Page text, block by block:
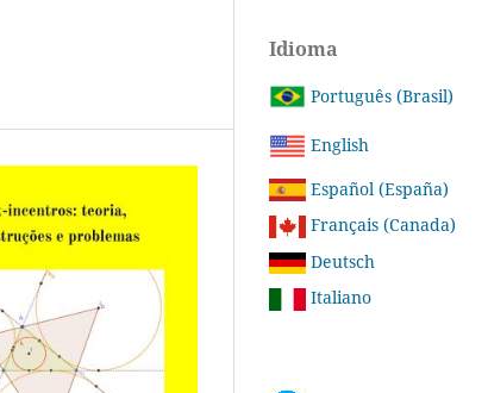
Idioma
Português (Brasil)
English
Español (España)
Français (Canada)
Deutsch
Italiano